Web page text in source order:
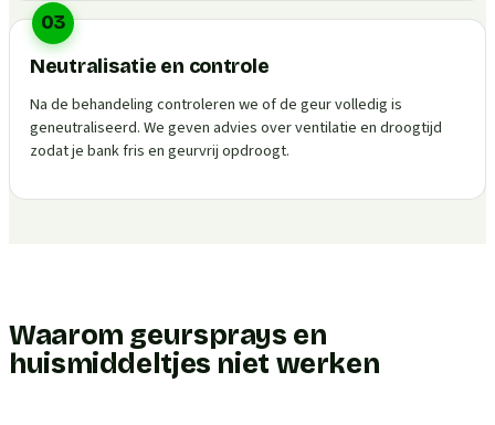
03
Neutralisatie en controle
Na de behandeling controleren we of de geur volledig is
geneutraliseerd. We geven advies over ventilatie en droogtijd
zodat je bank fris en geurvrij opdroogt.
Waarom geursprays en
huismiddeltjes niet werken